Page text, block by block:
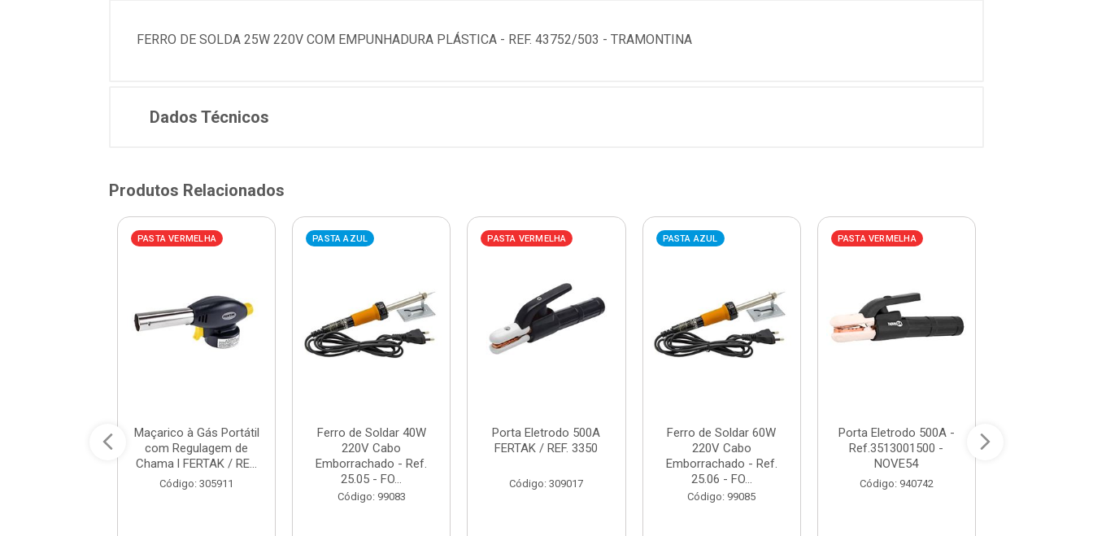
FERRO DE SOLDA 25W 220V COM EMPUNHADURA PLÁSTICA - REF. 43752/503 - TRAMONTINA
Dados Técnicos
Produtos Relacionados
PASTA VERMELHA
Maçarico à Gás Portátil
com Regulagem de
Chama l FERTAK / RE...
Código: 305911
PASTA AZUL
Ferro de Soldar 40W
220V Cabo
Emborrachado - Ref.
25.05 - FO...
Código: 99083
PASTA VERMELHA
Porta Eletrodo 500A
FERTAK / REF. 3350
Código: 309017
PASTA AZUL
Ferro de Soldar 60W
220V Cabo
Emborrachado - Ref.
25.06 - FO...
Código: 99085
PASTA VERMELHA
Porta Eletrodo 500A -
Ref.3513001500 -
NOVE54
Código: 940742